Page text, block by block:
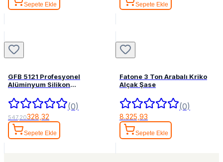
Sepete Ekle Sepete Ekle
GFB 5121 Profesyonel
Alüminyum Silikon
(0)
547,20328,32
Sepete Ekle
Fatone 3 Ton Arabalı Kriko
Alçak Şase
(0)
8.325,93
Sepete Ekle